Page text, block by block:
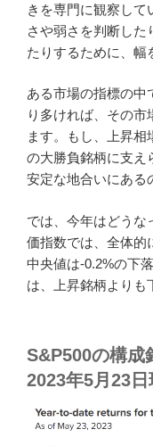
きを専門に観察して
さや弱さを判断した
たりするために、幅
ある市場の指標の中
り多ければ、その
ます。もし、上昇
の大勝負銘柄に支え
安定な地合いにある
では、今年はどうな
価指数では、全体的
中央値は-0.2%の下
は、上昇銘柄よりも
S&P500の構
2023年5月23日